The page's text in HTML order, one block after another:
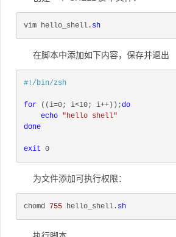
vim hello_shell. sh
在脚本中添加如下内容，保存并退出
#!/bin/zsh
for ((i=0; i<10; i++));do
echo "hello shell"
done
exit 0
为文件添加可执行权限：
chomd 755 hello_shell. sh